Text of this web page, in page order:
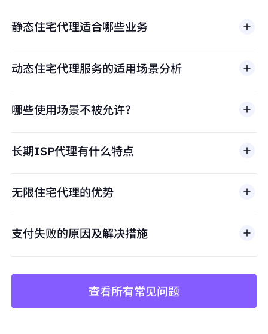
静态住宅代理适合哪些业务
亚马逊、eBay、Shopify等平台的多账号运营，
保持每个店铺独立的IP身份，防止平台风控检测
长期稳定抓取竞品价格、库存、评论数据
矩阵账号运营
动态住宅代理服务的适用场景分析
哪些使用场景不被允许？
滥用、未经授权访问、绕过安全机制，或违反适用法律
业场景，包括公开网页数据访问、
、价格监
长期ISP代理有什么特点
无限住宅代理的优势
支付失败的原因及解决措施
查看所有常见问题